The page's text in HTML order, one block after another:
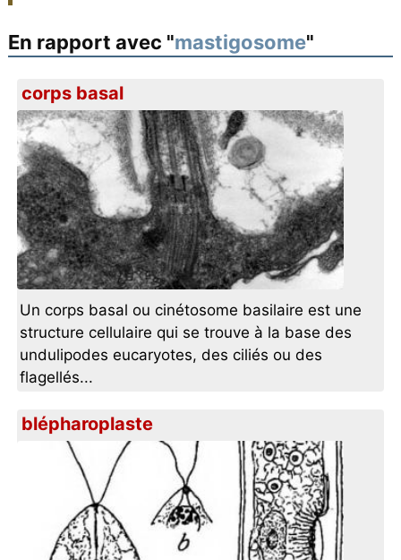
En rapport avec "mastigosome"
corps basal
Un corps basal ou cinétosome basilaire est une
structure cellulaire qui se trouve à la base des
undulipodes eucaryotes, des ciliés ou des
flagellés...
blépharoplaste